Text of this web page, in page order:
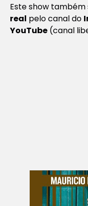
Este show
real pelo canal do
YouTube (canal